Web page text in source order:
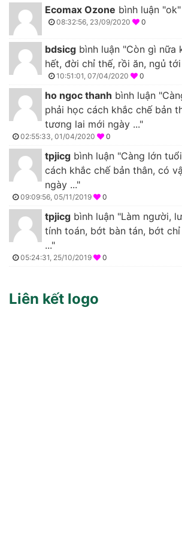
Ecomax Ozone bình luận "ok"
08:32:56, 23/09/2020 0
bdsicg bình luận "Còn gì nữa
hết, đời chỉ thế, rồi ăn, ngủ
10:51:01, 07/04/2020 0
ho ngoc thanh bình luận
phải học cách khắc chế bản
tương lai mới ngày ..."
02:55:33, 01/04/2020 0
tpjicg bình luận "Càng lớn
cách khắc chế bản thân, có
ngày ..."
09:09:56, 05/11/2019 0
tpjicg bình luận "Làm người,
tính toán, bớt bàn tán, bớt chỉ
..."
05:24:31, 25/10/2019 0
Liên kết logo